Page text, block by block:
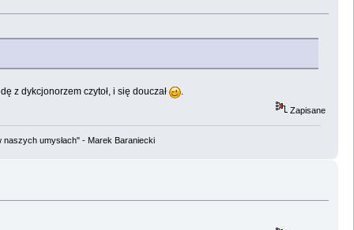
z dykcjonorzem czytoł, i się douczał .
Zapisane
umysłach" - Marek Baraniecki